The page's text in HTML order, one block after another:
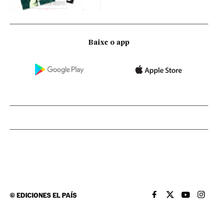
Baixe o app
©EDICIONES EL PAÍS EL PAÍS BRASIL EN
EL PAÍSEL PAÍS
EL